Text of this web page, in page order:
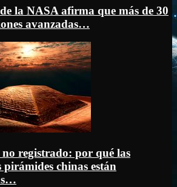
la NASA afirma que más de 30
avanzadas…
registrado: por qué las
pirámides chinas están